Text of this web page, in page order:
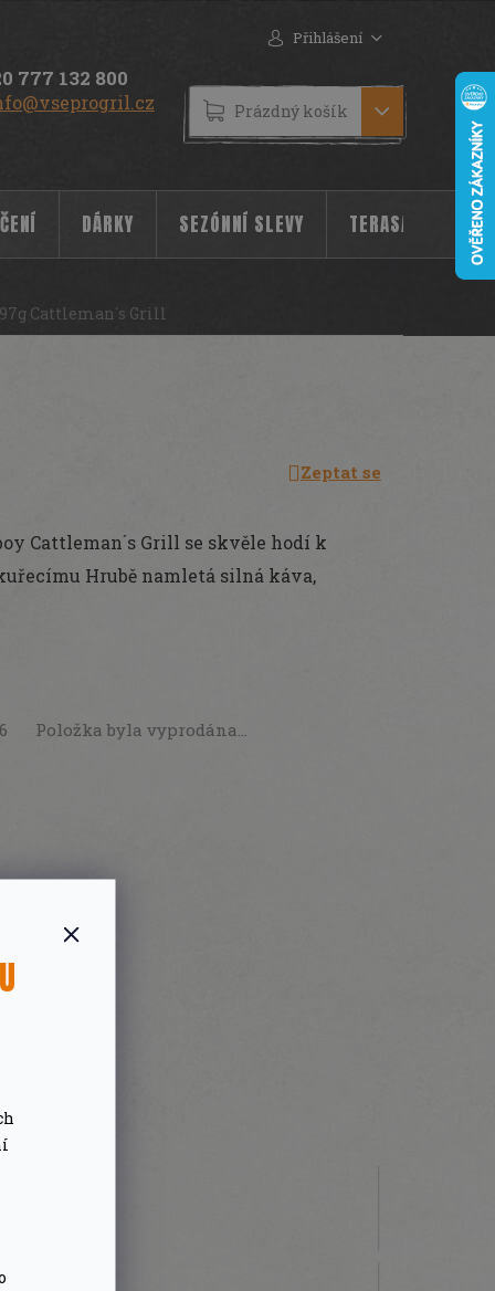
777 132 800
Přihlášení
NÁKUPNÍ
KOŠÍK
Prázdný košík
DÁRKY SEZÓNNÍ SLEVY TERASA
Cattleman´s Grill
Položka byla vyprodána…
Cattleman´s Grill se skvěle hodí k
Hrubě namletá silná káva,
Zeptat se
Kč